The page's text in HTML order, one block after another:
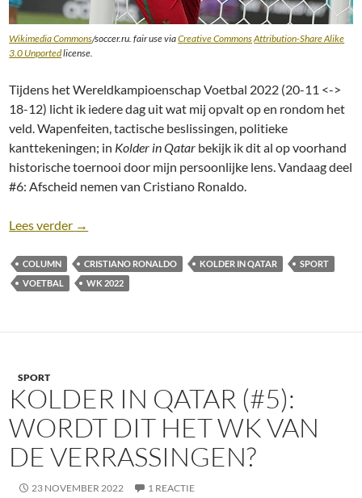
Wikimedia Commons/soccer.ru. fair use viaCreative CommonsAttribution-Share Alike
3.0 Unportedlicense.
Tijdens het Wereldkampioenschap Voetbal 2022 (20-11 <->
18-12) licht ik iedere dag uit wat mij opvalt op en rondom het
veld. Wapenfeiten, tactische beslissingen, politieke
kanttekeningen; in Kolder in Qatar bekijk ik dit al op voorhand
historische toernooi door mijn persoonlijke lens. Vandaag deel
#6: Afscheid nemen van Cristiano Ronaldo.
Lees verder Kolder in Qatar (#6): Afscheid van Cristiano
→
COLUMN CRISTIANO RONALDO KOLDER IN QATAR
SPORT
VOETBAL
WK 2022
SPORT
KOLDER IN QATAR (#5):
WORDT DIT HET WK VAN
DE VERRASSINGEN?
23 NOVEMBER 2022 1 REACTIE